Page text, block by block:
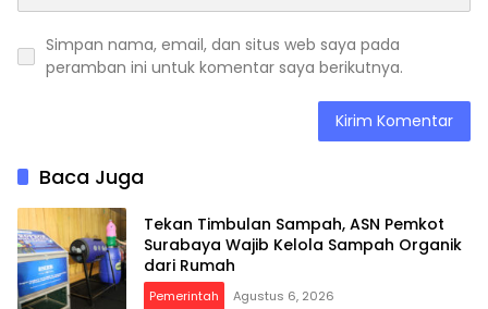
Simpan nama, email, dan situs web saya pada
peramban ini untuk komentar saya berikutnya.
Baca Juga
Tekan Timbulan Sampah, ASN Pemkot
Surabaya Wajib Kelola Sampah Organik
dari Rumah
Pemerintah Agustus 6, 2026